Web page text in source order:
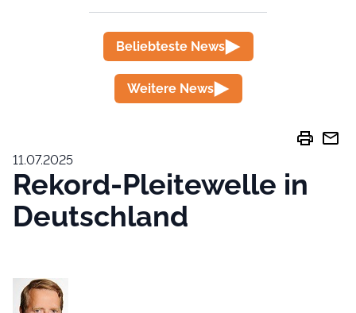
Beliebteste News
Weitere News
print mail
11.07.2025
Rekord-Pleitewelle in
Deutschland